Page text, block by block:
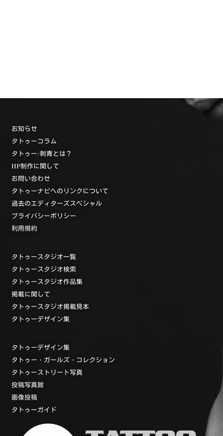
お知らせ
タトゥーコラム
タトゥー/刺青とは？
HP制作に関して
お問い合わせ
タトゥーナビへのリンクについて
過去のエディターズスペシャル
プライバシーポリシー
利用規約
タトゥースタジオ一覧
タトゥースタジオ検索
タトゥースタジオ作品集
掲載に関して
タトゥースタジオ掲載見本
タトゥーデザイン集
タトゥーデザイン集
タトゥー・ガールズ・コレクション
タトゥーストリート写真
投稿写真館
画像投稿
タトゥーガイド